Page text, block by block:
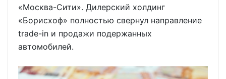
«Москва-Сити». Дилерский холдинг
«Борисхоф» полностью свернул направление
trade-in и продажи подержанных
автомобилей.